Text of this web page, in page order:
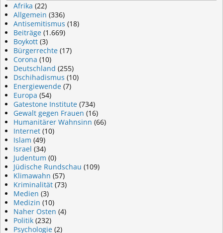
Afrika (22)
Allgemein (336)
Antisemitismus (18)
Beiträge (1.669)
Boykott (3)
Bürgerrechte (17)
Corona (10)
Deutschland (255)
Dschihadismus (10)
Energiewende (7)
Europa (54)
Gatestone Institute (734)
Gewalt gegen Frauen (16)
Humanitärer Wahnsinn (66)
Internet (10)
Islam (49)
Israel (34)
Judentum (0)
Jüdische Rundschau (109)
Klimawahn (57)
Kriminalität (73)
Medien (3)
Medizin (10)
Naher Osten (4)
Politik (232)
Psychologie (2)